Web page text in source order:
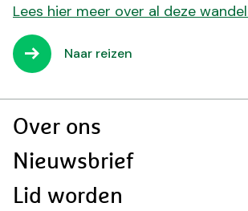
Lees hier meer over al deze
Naar reizen
Doormat
Over ons
Nieuwsbrief
Lid worden